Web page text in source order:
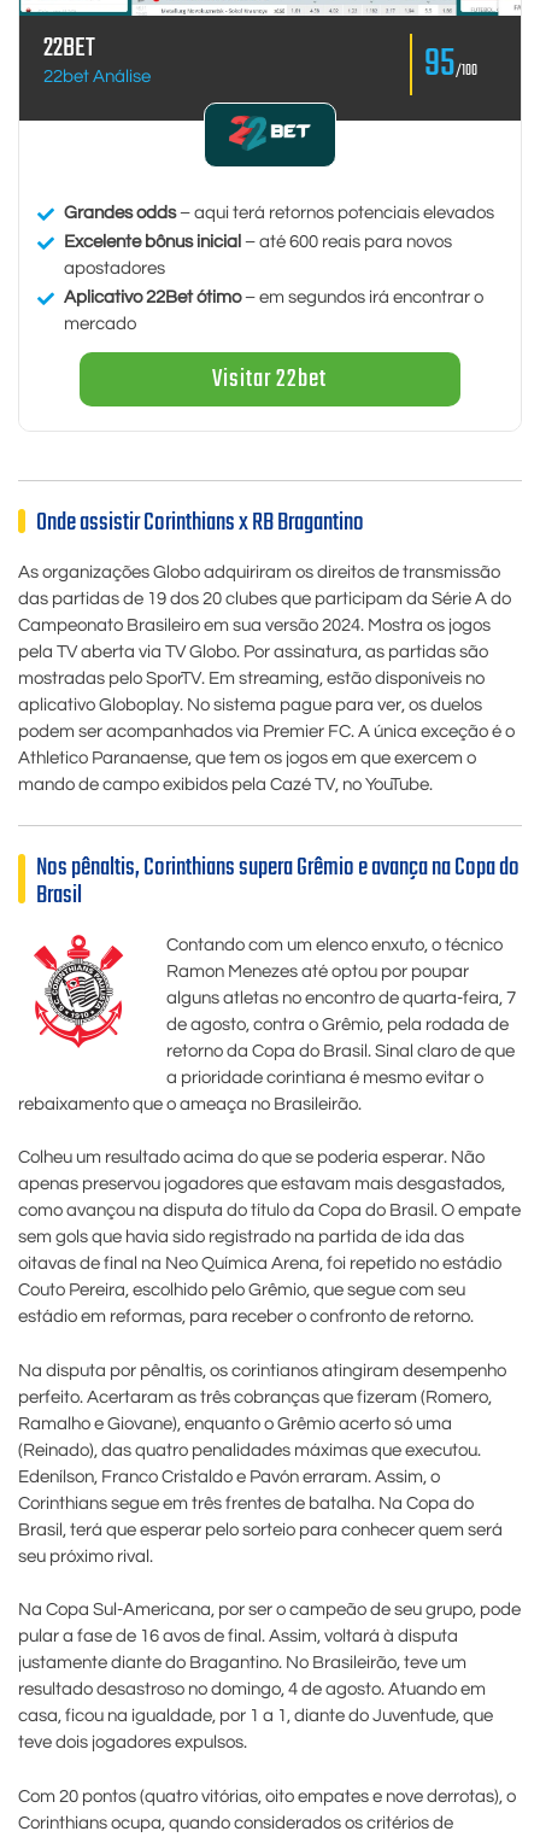
22BET
22bet Análise 95/100
Grandes odds– aqui terá retornos potenciais elevados
Excelente bônus inicial – até 600 reais para novos
apostadores
Aplicativo 22Bet ótimo– em segundos irá encontrar o
mercado
Visitar 22bet
Onde assistir Corinthians x RB Bragantino
As organizações Globo adquiriram os direitos de transmissão
das partidas de 19 dos 20 clubes que participam da Série A do
Campeonato Brasileiro em sua versão 2024. Mostra os jogos
pela TV aberta via TV Globo. Por assinatura, as partidas são
mostradas pelo SporTV. Em streaming, estão disponíveis no
aplicativo Globoplay. No sistema pague para ver, os duelos
podem ser acompanhados via Premier FC. A única exceção é o
Athletico Paranaense, que tem os jogos em que exercem o
mando de campo exibidos pela Cazé TV, no YouTube.
Nos pênaltis, Corinthians supera Grêmio e avança na Copa do
Brasil
Contando com um elenco enxuto, o técnico
Ramon Menezes até optou por poupar
alguns atletas no encontro de quarta-feira, 7
de agosto, contra o Grêmio, pela rodada de
retorno da Copa do Brasil. Sinal claro de que
a prioridade corintiana é mesmo evitar o
rebaixamento que o ameaça no Brasileirão.
Colheu um resultado acima do que se poderia esperar. Não
apenas preservou jogadores que estavam mais desgastados,
como avançou na disputa do título da Copa do Brasil. O empate
sem gols que havia sido registrado na partida de ida das
oitavas de final na Neo Química Arena, foi repetido no estádio
Couto Pereira, escolhido pelo Grêmio, que segue com seu
estádio em reformas, para receber o confronto de retorno.
Na disputa por pênaltis, os corintianos atingiram desempenho
perfeito. Acertaram as três cobranças que fizeram (Romero,
Ramalho e Giovane), enquanto o Grêmio acerto só uma
(Reinado), das quatro penalidades máximas que executou.
Edenílson, Franco Cristaldo e Pavón erraram. Assim, o
Corinthians segue em três frentes de batalha. Na Copa do
Brasil, terá que esperar pelo sorteio para conhecer quem será
seu próximo rival.
Na Copa Sul-Americana, por ser o campeão de seu grupo, pode
pular a fase de 16 avos de final. Assim, voltará à disputa
justamente diante do Bragantino. No Brasileirão, teve um
resultado desastroso no domingo, 4 de agosto. Atuando em
casa, ficou na igualdade, por 1 a 1, diante do Juventude, que
teve dois jogadores expulsos.
Com 20 pontos (quatro vitórias, oito empates e nove derrotas), o
Corinthians ocupa, quando considerados os critérios de